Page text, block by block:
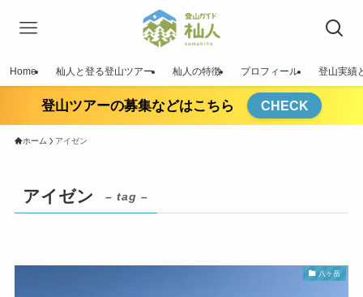
Home 杣人と登る登山ツアー 杣人の特徴 プロフィール 登山実績
登山ツアーの募集などはこちら CHECK
ホーム アイゼン
アイゼン – tag –
八ヶ岳